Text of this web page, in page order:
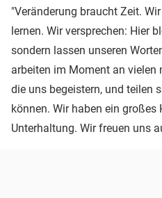
"Veränderung braucht Zeit.
lernen. Wir versprechen: Hier
sondern lassen unseren
arbeiten im Moment an vielen
die uns begeistern, und teilen
können. Wir haben ein
Unterhaltung. Wir freuen uns